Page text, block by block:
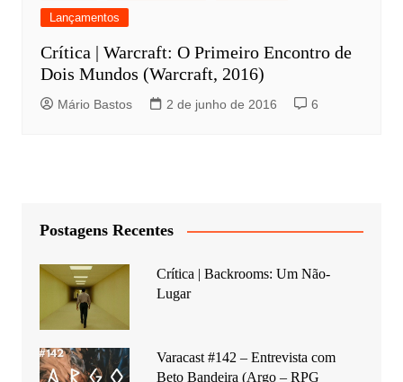
Lançamentos
Crítica | Warcraft: O Primeiro Encontro de
Dois Mundos (Warcraft, 2016)
Mário Bastos 2 de junho de 2016 6
Postagens Recentes
Crítica | Backrooms: Um Não-
Lugar
Varacast #142 – Entrevista com
Beto Bandeira (Argo – RPG